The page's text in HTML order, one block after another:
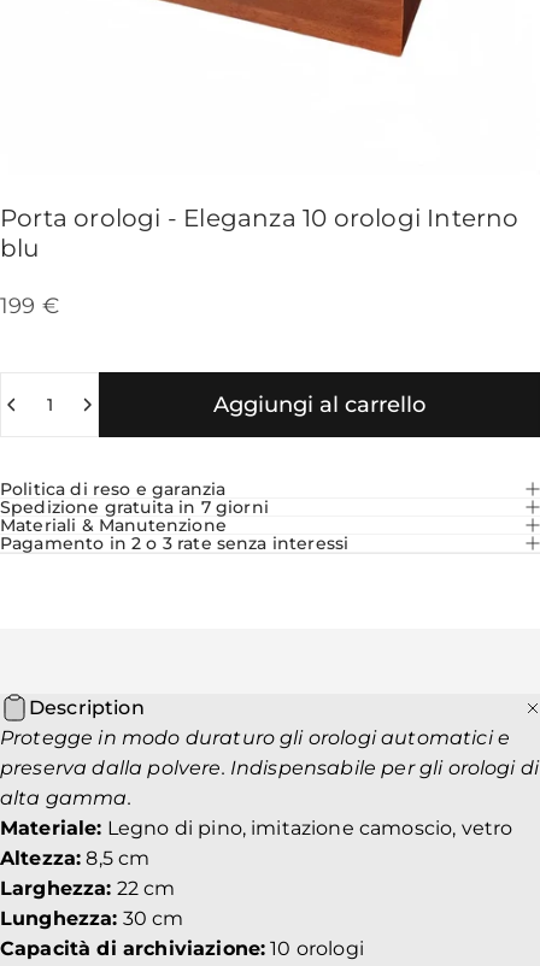
Porta orologi - Eleganza 10 orologi Interno
blu
199 €
Aggiungi al carrello
Politica di reso e garanzia
Spedizione gratuita in 7 giorni
Materiali & Manutenzione
Pagamento in 2 o 3 rate senza interessi
Description
Protegge in modo duraturo gli orologi automatici e
preserva dalla polvere. Indispensabile per gli orologi di
alta gamma.
Materiale: Legno di pino, imitazione camoscio, vetro
Altezza: 8,5 cm
Larghezza: 22 cm
Lunghezza: 30 cm
Capacità di archiviazione: 10 orologi